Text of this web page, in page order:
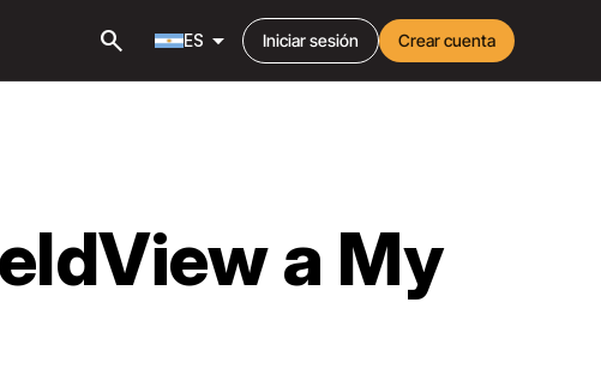
search ES arrow_drop_down Iniciar sesión Crear cuenta
a My